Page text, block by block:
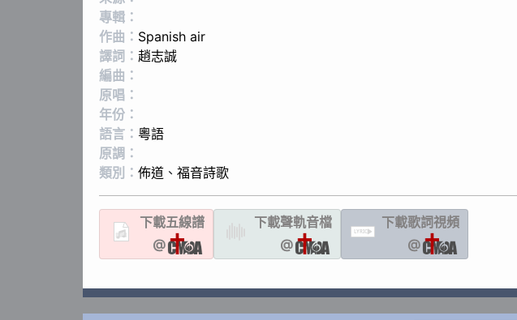
專輯：
作曲： Spanish air
譯詞： 趙志誠
編曲：
原唱：
年份：
語言： 粵語
原調：
類別： 佈道 、 福音詩歌
下載五線譜
@
下載聲軌音檔
@
LYRIC
下載歌詞視頻
@